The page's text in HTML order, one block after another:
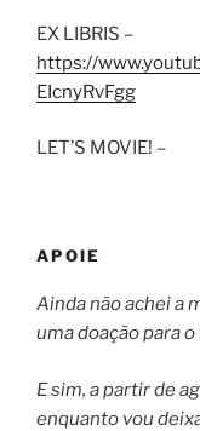
EX LIBRIS –
https://
EIcnyRvFgg
LET’S MOVIE! –
APOIE
Ainda não achei a
uma doação para
E sim, a partir de
enquanto vou